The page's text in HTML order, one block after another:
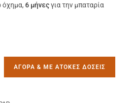
όχημα, 6 μήνεςγια την μπαταρία
AΓΟΡΆ & ΜΕ ΑΤΟΚΕΣ ΔΌΣΕΙΣ